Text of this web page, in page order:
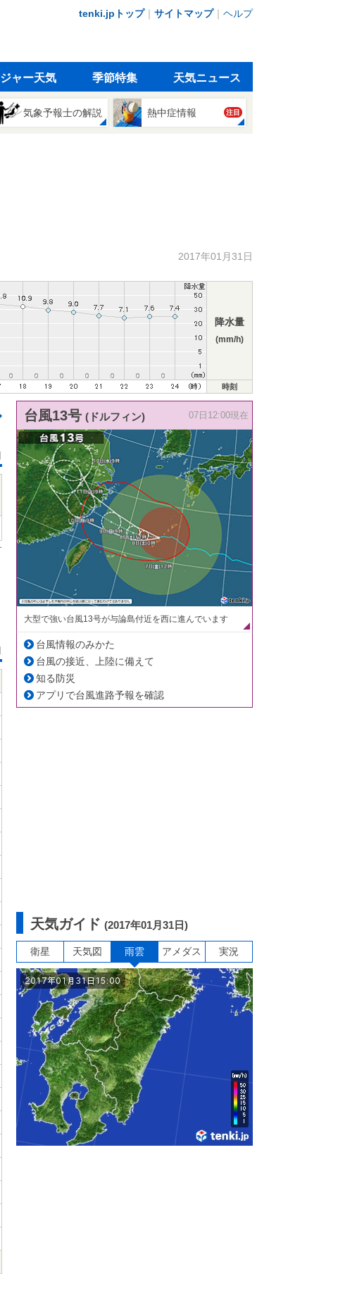
tenki.jpトップ｜ サイトマップ｜ ヘルプ
ャー天気 季節特集 天気ニュース
気象予報士の解説 熱中症情報 注目
2017年01月31日
降水量
(mm/h)
時刻
台風13号 (ドルフィン) 07日12:00現在
大型で強い台風13号が与論島付近を西に進んでいます
台風情報のみかた
台風の接近、上陸に備えて
知る防災
アプリで台風進路予報を確認
天気ガイド (2017年01月31日)
衛星 天気図 雨雲 アメダス 実況